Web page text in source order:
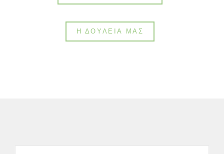
Η ΔΟΥΛΕΙΆ ΜΑΣ